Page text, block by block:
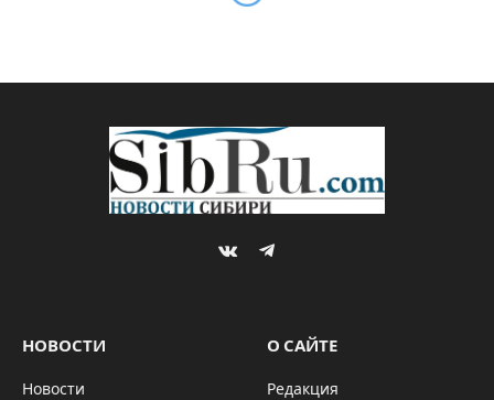
VKontakteTelegram
НОВОСТИ
Новости
О САЙТЕ
Редакция